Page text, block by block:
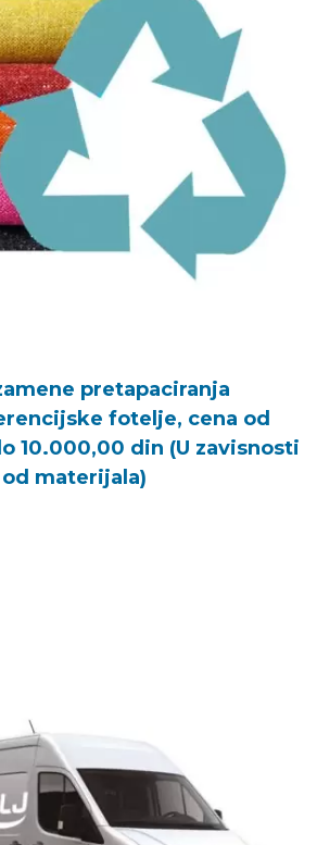
pretapaciranja
fotelje, cena od
10.000,00 din (U zavisnosti
od materijala)